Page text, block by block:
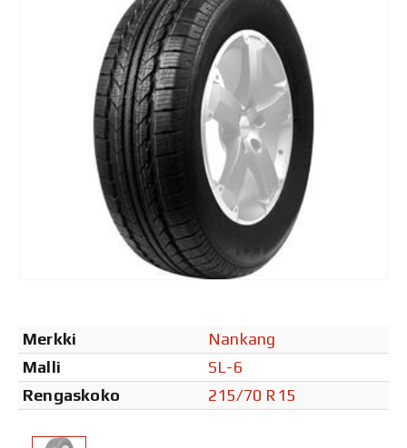
Merkki
Nankang
Malli
SL-6
Rengaskoko
215/70 R15